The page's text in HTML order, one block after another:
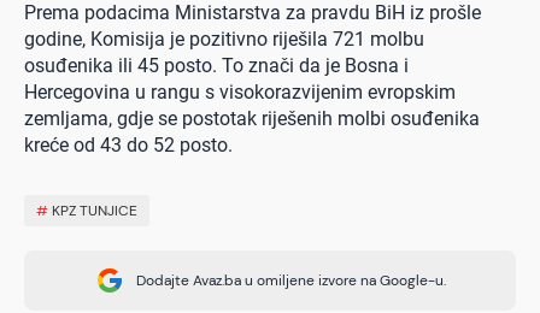
Prema podacima Ministarstva za pravdu BiH iz prošle
godine, Komisija je pozitivno riješila 721 molbu
osuđenika ili 45 posto. To znači da je Bosna i
Hercegovina u rangu s visokorazvijenim evropskim
zemljama, gdje se postotak riješenih molbi osuđenika
kreće od 43 do 52 posto.
# KPZ TUNJICE
Dodajte Avaz.ba u omiljene izvore na Google-u.